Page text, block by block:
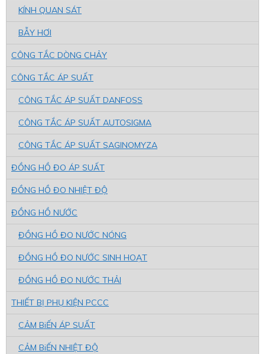
KÍNH QUAN SÁT
BẪY HƠI
CÔNG TẮC DÒNG CHẢY
CÔNG TẮC ÁP SUẤT
CÔNG TẮC ÁP SUẤT DANFOSS
CÔNG TẮC ÁP SUẤT AUTOSIGMA
CÔNG TẮC ÁP SUẤT SAGINOMYZA
ĐỒNG HỒ ĐO ÁP SUẤT
ĐỒNG HỒ ĐO NHIỆT ĐỘ
ĐỒNG HỒ NƯỚC
ĐỒNG HỒ ĐO NƯỚC NÓNG
ĐỒNG HỒ ĐO NƯỚC SINH HOẠT
ĐỒNG HỒ ĐO NƯỚC THẢI
THIẾT BỊ PHỤ KIỆN PCCC
CẢM BiẾN ÁP SUẤT
CẢM BiẾN NHIỆT ĐỘ